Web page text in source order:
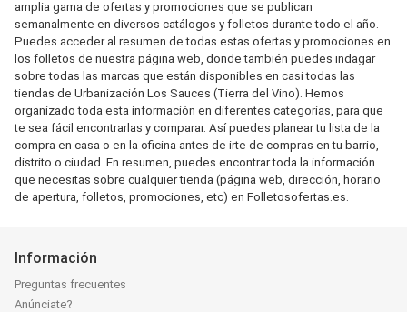
amplia gama de ofertas y promociones que se publican
semanalmente en diversos catálogos y folletos durante todo el año.
Puedes acceder al resumen de todas estas ofertas y promociones en
los folletos de nuestra página web, donde también puedes indagar
sobre todas las marcas que están disponibles en casi todas las
tiendas de Urbanización Los Sauces (Tierra del Vino). Hemos
organizado toda esta información en diferentes categorías, para que
te sea fácil encontrarlas y comparar. Así puedes planear tu lista de la
compra en casa o en la oficina antes de irte de compras en tu barrio,
distrito o ciudad. En resumen, puedes encontrar toda la información
que necesitas sobre cualquier tienda (página web, dirección, horario
de apertura, folletos, promociones, etc) en Folletosofertas.es.
Información
Preguntas frecuentes
Anúnciate?